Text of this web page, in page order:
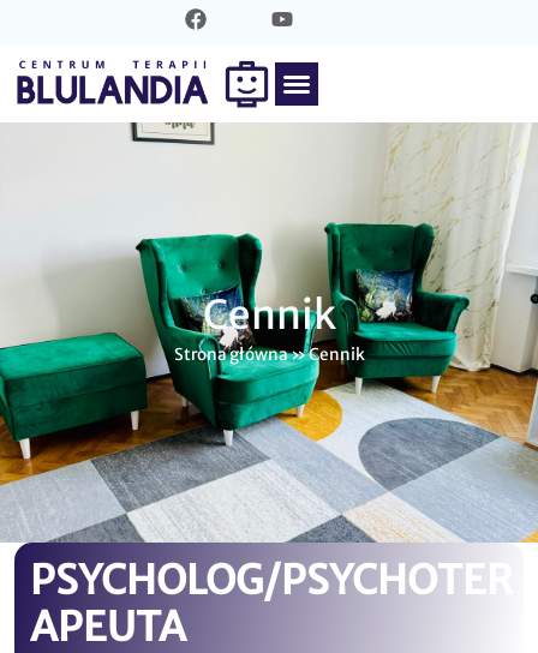
Cennik
Strona główna»Cennik
PSYCHOLOG/PSYCHOTER
APEUTA